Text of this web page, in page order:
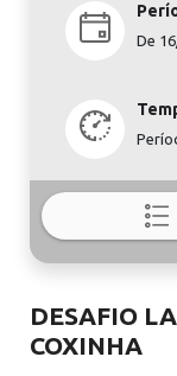
De
DESAFIO
COXINHA